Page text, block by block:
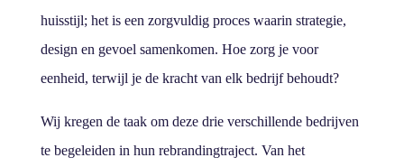
huisstijl; het is een zorgvuldig proces waarin strategie,
design en gevoel samenkomen. Hoe zorg je voor
eenheid, terwijl je de kracht van elk bedrijf behoudt?
Wij kregen de taak om deze drie verschillende bedrijven
te begeleiden in hun rebrandingtraject. Van het